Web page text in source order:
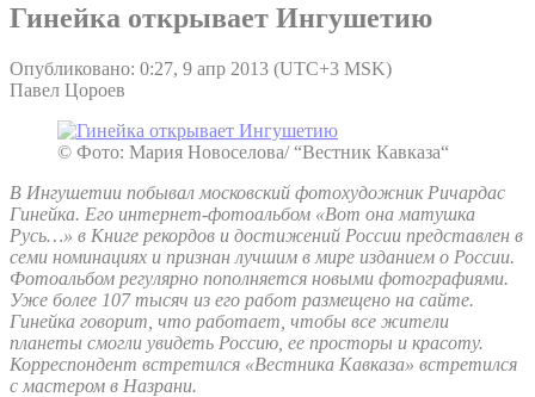
Гинейка открывает Ингушетию
Опубликовано: 0:27, 9 апр 2013 (UTC+3 MSK)
Павел Цороев
© Фото: Мария Новоселова/ “Вестник Кавказа“
В Ингушетии побывал московский фотохудожник Ричардас
Гинейка. Его интернет-фотоальбом «Вот она матушка
Русь…» в Книге рекордов и достижений России представлен в
семи номинациях и признан лучшим в мире изданием о России.
Фотоальбом регулярно пополняется новыми фотографиями.
Уже более 107 тысяч из его работ размещено на сайте.
Гинейка говорит, что работает, чтобы все жители
планеты смогли увидеть Россию, ее просторы и красоту.
Корреспондент встретился «Вестника Кавказа» встретился
с мастером в Назрани.